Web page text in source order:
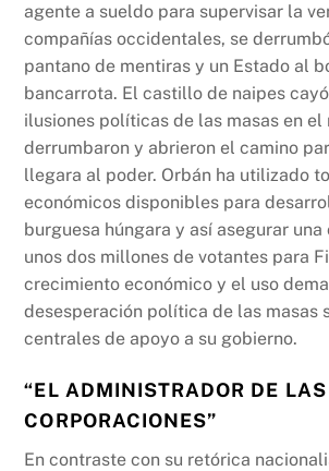
agente a sueldo para supervisar la
compañías occidentales, se
pantano de mentiras y un Estado al
bancarrota. El castillo de naipes
ilusiones políticas de las masas en el
derrumbaron y abrieron el camino
llegara al poder. Orbán ha utilizado
económicos disponibles para
burguesa húngara y así asegurar
unos dos millones de votantes para
crecimiento económico y el uso
desesperación política de las masas
centrales de apoyo a su gobierno.
“EL ADMINISTRADOR DE LAS
CORPORACIONES”
En contraste con su retórica